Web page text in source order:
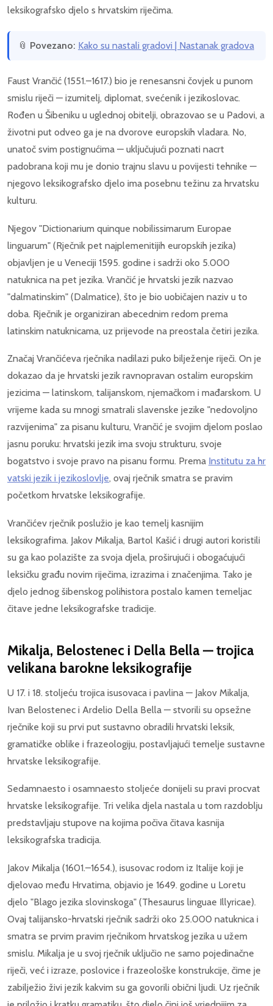
leksikografsko djelo s hrvatskim riječima.
📎 Povezano: Kako su nastali gradovi | Nastanak gradova
Faust Vrančić (1551.–1617.) bio je renesansni čovjek u punom
smislu riječi — izumitelj, diplomat, svećenik i jezikoslovac.
Rođen u Šibeniku u uglednoj obitelji, obrazovao se u Padovi, a
životni put odveo ga je na dvorove europskih vladara. No,
unatoč svim postignućima — uključujući poznati nacrt
padobrana koji mu je donio trajnu slavu u povijesti tehnike —
njegovo leksikografsko djelo ima posebnu težinu za hrvatsku
kulturu.
Njegov "Dictionarium quinque nobilissimarum Europae
linguarum" (Rječnik pet najplemenitijih europskih jezika)
objavljen je u Veneciji 1595. godine i sadrži oko 5.000
natuknica na pet jezika. Vrančić je hrvatski jezik nazvao
"dalmatinskim" (Dalmatice), što je bio uobičajen naziv u to
doba. Rječnik je organiziran abecednim redom prema
latinskim natuknicama, uz prijevode na preostala četiri jezika.
Značaj Vrančićeva rječnika nadilazi puko bilježenje riječi. On je
dokazao da je hrvatski jezik ravnopravan ostalim europskim
jezicima — latinskom, talijanskom, njemačkom i mađarskom. U
vrijeme kada su mnogi smatrali slavenske jezike "nedovoljno
razvijenima" za pisanu kulturu, Vrančić je svojim djelom poslao
jasnu poruku: hrvatski jezik ima svoju strukturu, svoje
bogatstvo i svoje pravo na pisanu formu. Prema Institutu za hr
vatski jezik i jezikoslovlje, ovaj rječnik smatra se pravim
početkom hrvatske leksikografije.
Vrančićev rječnik poslužio je kao temelj kasnijim
leksikografima. Jakov Mikalja, Bartol Kašić i drugi autori koristili
su ga kao polazište za svoja djela, proširujući i obogaćujući
leksičku građu novim riječima, izrazima i značenjima. Tako je
djelo jednog šibenskog polihistora postalo kamen temeljac
čitave jedne leksikografske tradicije.
Mikalja, Belostenec i Della Bella — trojica
velikana barokne leksikografije
U 17. i 18. stoljeću trojica isusovaca i pavlina — Jakov Mikalja,
Ivan Belostenec i Ardelio Della Bella — stvorili su opsežne
rječnike koji su prvi put sustavno obradili hrvatski leksik,
gramatičke oblike i frazeologiju, postavljajući temelje sustavne
hrvatske leksikografije.
Sedamnaesto i osamnaesto stoljeće donijeli su pravi procvat
hrvatske leksikografije. Tri velika djela nastala u tom razdoblju
predstavljaju stupove na kojima počiva čitava kasnija
leksikografska tradicija.
Jakov Mikalja (1601.–1654.), isusovac rodom iz Italije koji je
djelovao među Hrvatima, objavio je 1649. godine u Loretu
djelo "Blago jezika slovinskoga" (Thesaurus linguae Illyricae).
Ovaj talijansko-hrvatski rječnik sadrži oko 25.000 natuknica i
smatra se prvim pravim rječnikom hrvatskog jezika u užem
smislu. Mikalja je u svoj rječnik uključio ne samo pojedinačne
riječi, već i izraze, poslovice i frazeološke konstrukcije, čime je
zabilježio živi jezik kakvim su ga govorili obični ljudi. Uz rječnik